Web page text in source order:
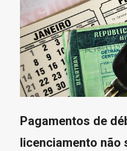
Pagamentos de
licenciamento não